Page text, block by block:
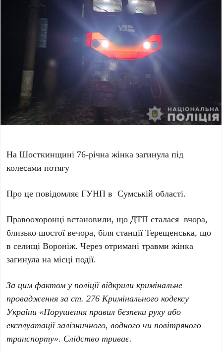
На Шосткинщині 76-річна жінка загинула під
колесами потягу
Про це повідомляє ГУНП в Сумській області.
Правоохоронці встановили, що ДТП сталася вчора,
близько шостої вечора, біля станції Терещенська, що
в селищі Вороніж. Через отримані травми жінка
загинула на місці події.
За цим фактом у поліції відкрили кримінальне
провадження за ст. 276 Кримінального кодексу
України «Порушення правил безпеки руху або
експлуатації залізничного, водного чи повітряного
транспорту». Слідство триває.